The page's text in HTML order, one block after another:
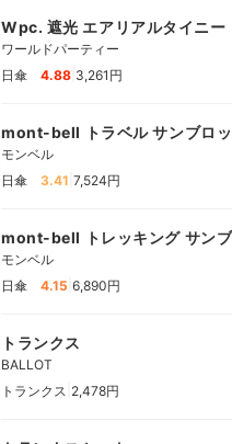
Wpc. 遮光 エアリアルタイニー
み
ワールドパーティー
日傘
4.88 3,261円
mont-bell トラベル サンブロッ
モンベル
日傘
3.41 7,524円
mont-bell トレッキング サンブ
レラ 55
モンベル
日傘
4.15 6,890円
トランクス
BALLOT
トランクス 2,478円